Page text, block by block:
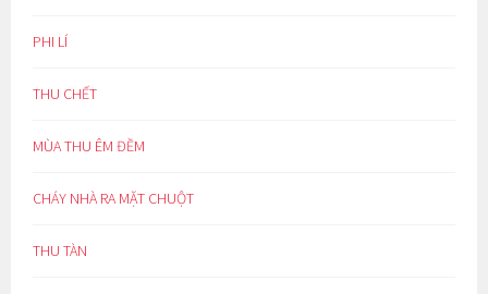
PHI LÍ
THU CHẾT
MÙA THU ÊM ĐỀM
CHÁY NHÀ RA MẶT CHUỘT
THU TÀN